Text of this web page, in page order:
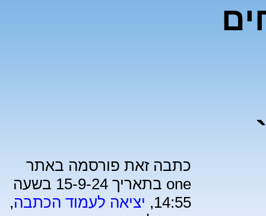
כתבה זאת פורסמה באתר
one בתאריך 15-9-24 בשעה
14:55, יציאה לעמוד הכתבה,